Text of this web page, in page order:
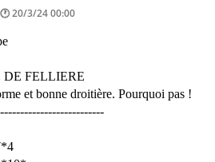
20/3/24 00:00
FELLIERE
et bonne droitière. Pourquoi pas !